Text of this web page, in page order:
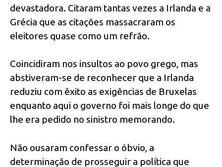
devastadora. Citaram tantas vezes a Irlanda e a
Grécia que as citações massacraram os
eleitores quase como um refrão.
Coincidiram nos insultos ao povo grego, mas
abstiveram-se de reconhecer que a Irlanda
reduziu com êxito as exigências de Bruxelas
enquanto aqui o governo foi mais longe do que
lhe era pedido no sinistro memorando.
Não ousaram confessar o óbvio, a
determinação de prosseguir a política que